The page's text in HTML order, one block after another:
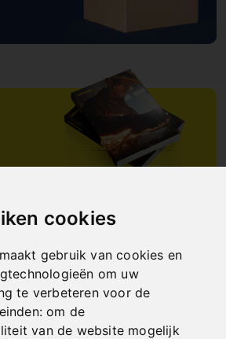
cookies
gebruik van cookies en
om uw
te verbeteren voor de
om de
van de website mogelijk
PRODUCTS